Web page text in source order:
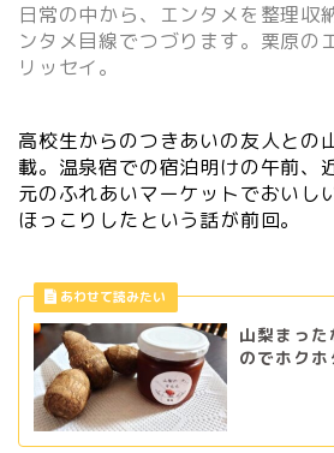
日常の中から、エンタメを整理収
ンタメ目線でつづります。栗原の
リッセイ。
高校生からのつきあいの友人との
載。温泉宿での宿泊明けの午前、
元のふれあいマーケットでおいし
ほっこりしたという話が前回。
山梨まっ
のでホクホ